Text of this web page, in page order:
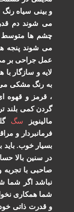
و بینی سیاه
می شوند دم
چشم ها متوسط
می شوند پنجه
عمل جراحی بر
لایه و سازگار
به رنگ مشکی می
، قرمز و قهوه
گردن کمی بلند
مالینویز سگ
فرمانبردار و
بسیار خوب. باید
در سنین بالا
صاحبی با
نباشد اگر شما
شما همکاری
و قدرت ذاتی